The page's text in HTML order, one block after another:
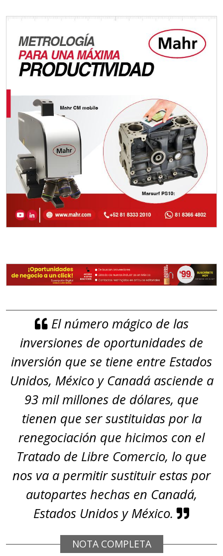
El número mágico de las
inversiones de oportunidades de
inversión que se tiene entre Estados
Unidos, México y Canadá asciende a
93 mil millones de dólares, que
tienen que ser sustituidas por la
renegociación que hicimos con el
Tratado de Libre Comercio, lo que
nos va a permitir sustituir estas por
autopartes hechas en Canadá,
Estados Unidos y México.
NOTA COMPLETA